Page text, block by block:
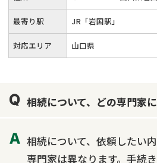
最寄り駅 JR「岩国駅」
対応エリア 山口県
相続について、どの専門家
相続について、依頼したい
専門家は異なります。手続